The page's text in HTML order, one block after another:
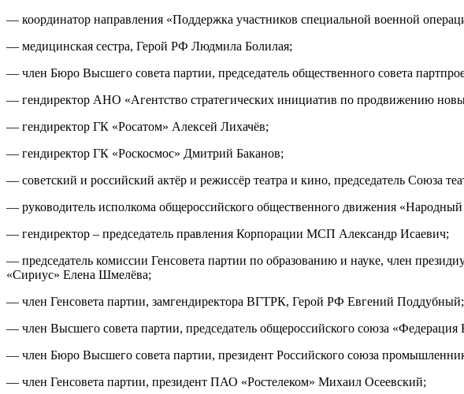
— координатор направления «Поддержка участников специальной военной
— медицинская сестра, Герой РФ Людмила Болилая;
— член Бюро Высшего совета партии, председатель общественного совета
— гендиректор АНО «Агентство стратегических инициатив по продвижению
— гендиректор ГК «Росатом» Алексей Лихачёв;
— гендиректор ГК «Роскосмос» Дмитрий Баканов;
— советский и российский актёр и режиссёр театра и кино, председатель Союза
— руководитель исполкома общероссийского общественного движения
— гендиректор – председатель правления Корпорации МСП Александр Исаевич;
— председатель комиссии Генсовета партии по образованию и науке, член
«Сириус» Елена Шмелёва;
— член Генсовета партии, замгендиректора ВГТРК, Герой РФ Евгений Поддубный;
— член Высшего совета партии, председатель общероссийского союза
— член Бюро Высшего совета партии, президент Российского союза
— член Генсовета партии, президент ПАО «Ростелеком» Михаил Осеевский;